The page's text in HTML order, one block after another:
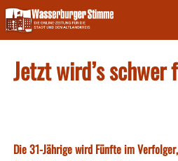
Skip
to
content
Jetzt wird’s schwer
Die 31-Jährige wird Fünfte im